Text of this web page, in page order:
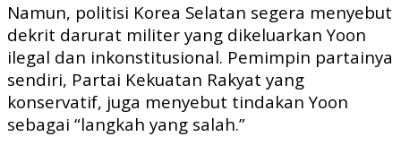
Namun, politisi Korea Selatan segera menyebut
dekrit darurat militer yang dikeluarkan Yoon
ilegal dan inkonstitusional. Pemimpin partainya
sendiri, Partai Kekuatan Rakyat yang
konservatif, juga menyebut tindakan Yoon
sebagai “langkah yang salah.”